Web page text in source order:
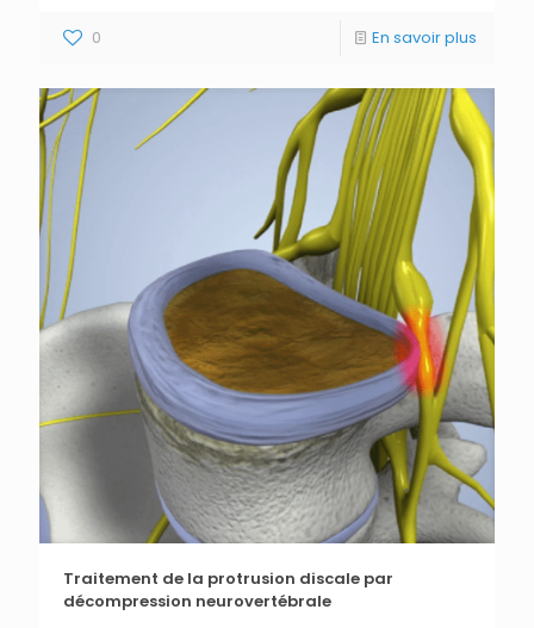
0 En savoir plus
Traitement de la protrusion discale par
décompression neurovertébrale